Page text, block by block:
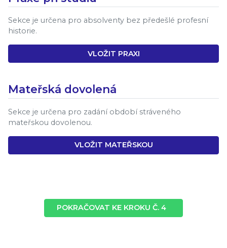
Sekce je určena pro absolventy bez předešlé profesní
historie.
VLOŽIT PRAXI
Mateřská dovolená
Sekce je určena pro zadání období stráveného
mateřskou dovolenou.
VLOŽIT MATEŘSKOU
POKRAČOVAT KE KROKU Č. 4